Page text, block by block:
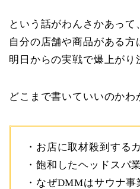
という話がわんさかあって
自分の店舗や商品がある方
明日からの実戦で爆上がり
どこまで書いていいのかわ
・お店に取材殺到する
・飽和したヘッドスパ
・なぜDMMはサウナ